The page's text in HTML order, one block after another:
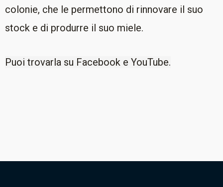
colonie, che le permettono di rinnovare il suo
stock e di produrre il suo miele.
Puoi trovarla su Facebook e YouTube.